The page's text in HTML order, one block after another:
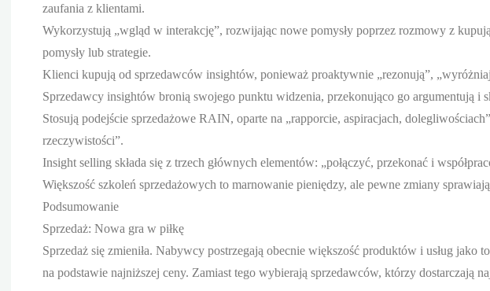
zaufania z klientami.
Wykorzystują „wgląd w interakcję”, rozwijając nowe pomysły poprzez rozmowy z
pomysły lub strategie.
Klienci kupują od sprzedawców insightów, ponieważ proaktywnie „rezonują”,
Sprzedawcy insightów bronią swojego punktu widzenia, przekonująco go argumentują i
Stosują podejście sprzedażowe RAIN, oparte na „rapporcie, aspiracjach,
rzeczywistości”.
Insight selling składa się z trzech głównych elementów: „połączyć, przekonać i
Większość szkoleń sprzedażowych to marnowanie pieniędzy, ale pewne zmiany
Podsumowanie
Sprzedaż: Nowa gra w piłkę
Sprzedaż się zmieniła. Nabywcy postrzegają obecnie większość produktów i usług
na podstawie najniższej ceny. Zamiast tego wybierają sprzedawców, którzy dostarczają